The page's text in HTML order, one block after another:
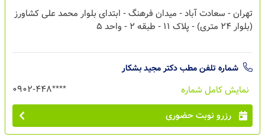
تهران - سعادت آباد - میدان فرهنگ - ابتدای بلوار محمد علی کشاورز
(بلوار 24 متری) - پلاک 11 - طبقه 2 - واحد 5
شماره تلفن مطبدکتر مجید بشکار
نمایش کامل شماره
0902-448****
رزرو نوبت حضوری